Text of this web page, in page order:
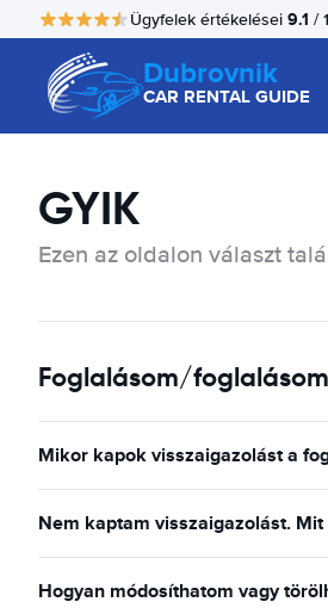
Ügyfelek értékelései 9.1 /
Dubrovnik
CAR RENTAL GUIDE
GYIK
Ezen az oldalon választ
Foglalásom/foglalásom
Mikor kapok visszaigazolást a
Nem kaptam visszaigazolást. Mit
Hogyan módosíthatom vagy